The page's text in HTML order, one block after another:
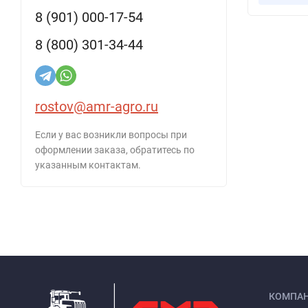
8 (901) 000-17-54
8 (800) 301-34-44
rostov@amr-agro.ru
Если у вас возникли вопросы при
оформлении заказа, обратитесь по
указанным контактам.